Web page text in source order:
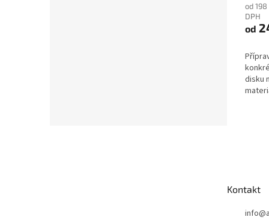
od 198
DPH
od
disku
Kontakt
info@